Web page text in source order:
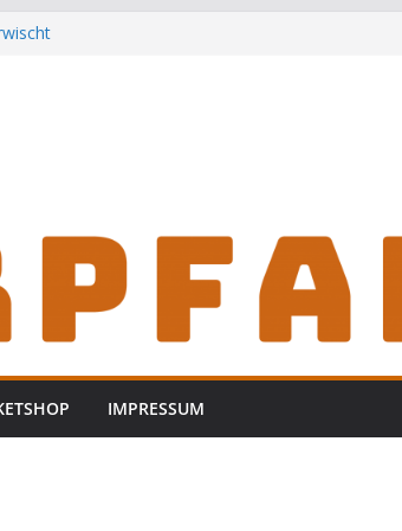
IMPRESSUM